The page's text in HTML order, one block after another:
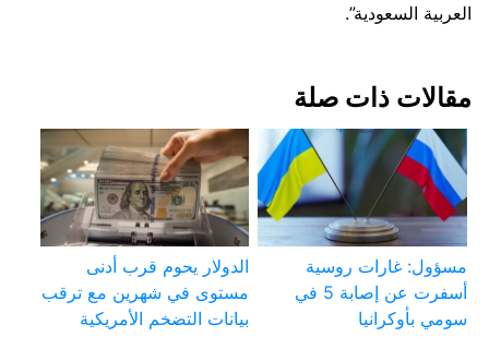
العربية السعودية”.
مقالات ذات صلة
مسؤول: غارات روسية
أسفرت عن إصابة 5 في
سومي بأوكرانيا
الدولار يحوم قرب أدنى
مستوى في شهرين مع ترقب
بيانات التضخم الأمريكية